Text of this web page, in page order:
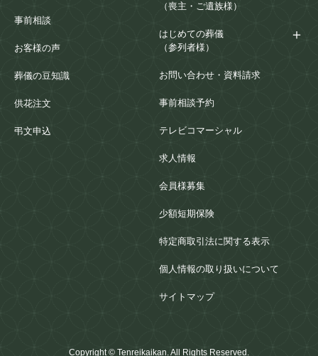
事前相談
お客様の声
葬儀の豆知識
供花注文
弔文申込
（喪主・ご遺族様）
はじめての葬儀
（参列者様）
お問い合わせ・資料請求
事前相談予約
テレビコマーシャル
求人情報
会員様募集
少額短期保険
特定商取引法に関する表示
個人情報の取り扱いについて
サイトマップ
Copyright © Tenreikaikan. All Rights Reserved.